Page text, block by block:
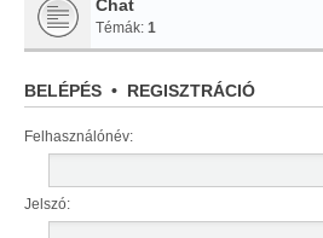
Chat
Témák: 1
BELÉPÉS • REGISZTRÁCIÓ
Felhasználónév:
Jelszó: